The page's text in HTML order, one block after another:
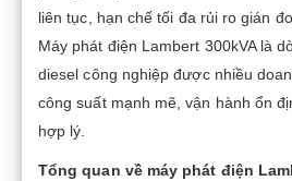
liên tục, hạn chế tối đa rủi ro gián
Máy phát điện Lambert 300kVA là
diesel công nghiệp được nhiều
công suất mạnh mẽ, vận hành ổn
hợp lý.
Tổng quan về máy phát điện